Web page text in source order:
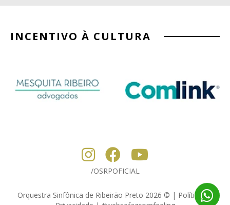
INCENTIVO À CULTURA
/OSRPOFICIAL
Orquestra Sinfônica de Ribeirão Preto 2026 © | Política de